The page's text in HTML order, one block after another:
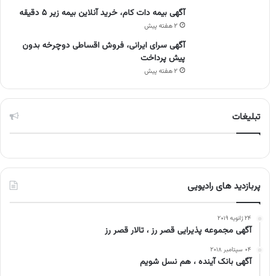
آگهی بیمه دات کام، خرید آنلاین بیمه زیر ۵ دقیقه
۲ هفته پیش
آگهی سرای ایرانی، فروش اقساطی دوچرخه بدون
پیش پرداخت
۲ هفته پیش
تبلیغات
پربازدید های رادیویی
۲۴ ژانویه ۲۰۱۹
آگهی مجموعه پذیرایی قصر رز ، تالار قصر رز
۰۴ سپتامبر ۲۰۱۸
آگهی بانک آینده ، هم نسل شویم